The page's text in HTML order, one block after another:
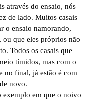
através do ensaio, nós
de lado. Muitos casais
o ensaio namorando,
que eles próprios não
Todos os casais que
tímidos, mas com o
no final, já estão é com
novo.
exemplo em que o noivo